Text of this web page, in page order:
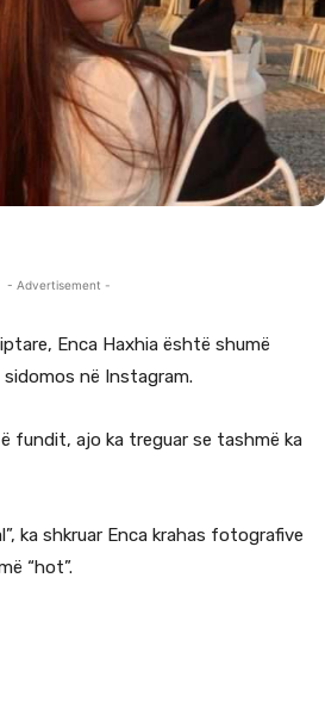
- Advertisement -
Enca Haxhia është shumë
në Instagram.
fundit, ajo ka treguar se tashmë ka
ka shkruar Enca krahas fotografive
“hot”.